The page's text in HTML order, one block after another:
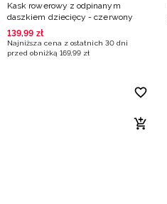
Kask rowerowy z odpinanym
daszkiem dziecięcy - czerwony
139,99 zł
Najniższa cena z ostatnich 30 dni
przed obniżką 169,99 zł